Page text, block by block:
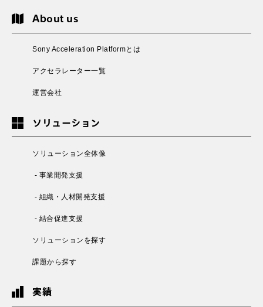
About us
Sony Acceleration Platformとは
アクセラレーター一覧
運営会社
ソリューション
ソリューション全体像
- 事業開発支援
- 組織・人材開発支援
- 結合促進支援
ソリューションを探す
課題から探す
実績